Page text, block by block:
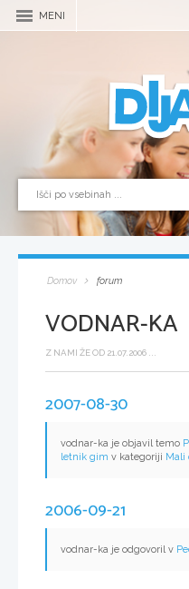
MENI
Domov forum
VODNAR-KA
Z NAMI ŽE OD 21.07.2006 ...
2007-08-30
vodnar-ka je objavil temo
letnik gim v kategoriji Mali
2006-09-21
vodnar-ka je odgovoril v